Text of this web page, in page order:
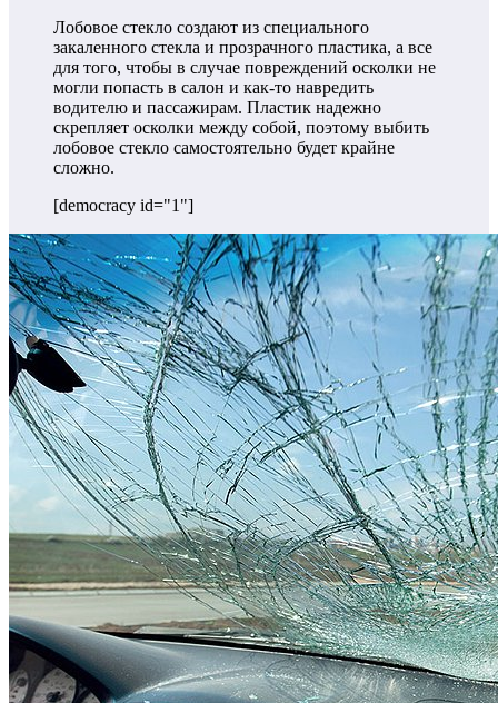
Лобовое стекло создают из специального
закаленного стекла и прозрачного пластика, а все
для того, чтобы в случае повреждений осколки не
могли попасть в салон и как-то навредить
водителю и пассажирам. Пластик надежно
скрепляет осколки между собой, поэтому выбить
лобовое стекло самостоятельно будет крайне
сложно.
[democracy id="1"]